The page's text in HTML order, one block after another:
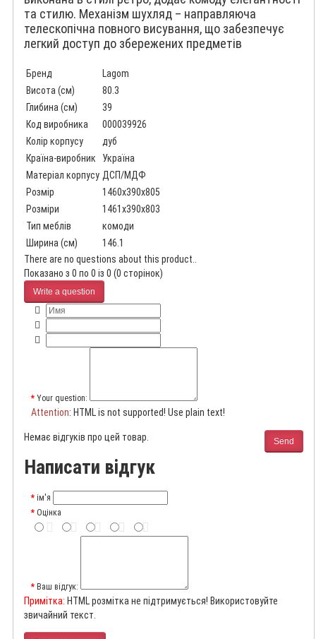
та стилю. Механізм шухляд – направляюча
телескопічна повного висування, що забезпечує
легкий доступ до збережених предметів
Бренд
Lagom
Висота (см)
80.3
Глибина (см)
39
Код виробника
000039926
Колір корпусу
дуб
Країна-виробник
Україна
Матеріал корпусу ДСП/МДФ
Розмір
1460x390x805
Розміри
1461x390x803
Тип меблів
комоди
Ширина (см)
146.1
There are no questions about this product..
Показано з 0 по 0 із 0 (0 сторінок)
Write a question
Your question:
Attention: HTML is not supported! Use plain text!
Send
Немає відгуків про цей товар.
Написати відгук
ім'я
Оцінка
Ваш відгук:
Примітка: HTML розмітка не підтримується! Використовуйте
звичайний текст.